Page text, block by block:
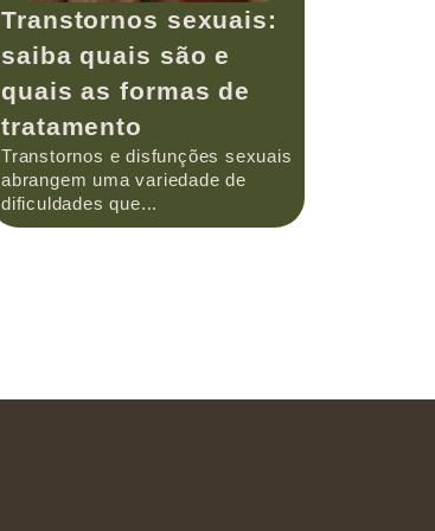
Transtornos sexuais:
saiba quais são e
quais as formas de
tratamento
Transtornos e disfunções sexuais
abrangem uma variedade de
dificuldades que...